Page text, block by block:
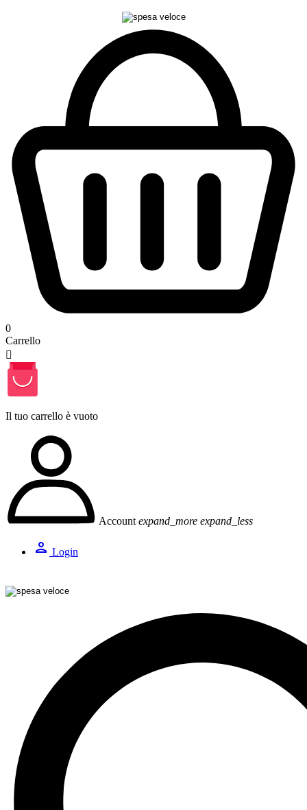
0
Carrello

Il tuo carrello è vuoto
Account expand_more expand_less
person Login